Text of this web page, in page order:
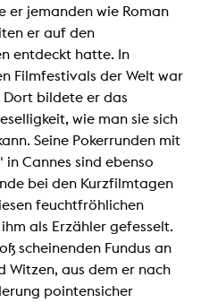
er jemanden wie Roman
er auf den
entdeckt hatte. In
Filmfestivals der Welt war
Dort bildete er das
wie man sie sich
Seine Pokerrunden mit
Cannes sind ebenso
bei den Kurzfilmtagen
feuchtfröhlichen
als Erzähler gefesselt.
scheinenden Fundus an
Witzen, aus dem er nach
pointensicher